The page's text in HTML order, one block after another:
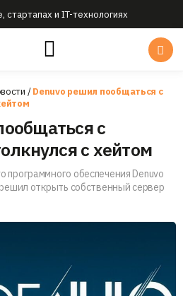
и IT-технологиях
/Denuvo решил пообщаться с
с
с хейтом
программного обеспечения Denuvo
открыть собственный сервер